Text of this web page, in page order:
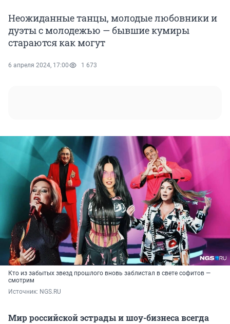
Неожиданные танцы, молодые любовники и
дуэты с молодежью — бывшие кумиры
стараются как могут
6 апреля 2024, 17:00 1 673
Кто из забытых звезд прошлого вновь заблистал в свете софитов —
смотрим
Источник: NGS.RU
Мир российской эстрады и шоу-бизнеса всегда